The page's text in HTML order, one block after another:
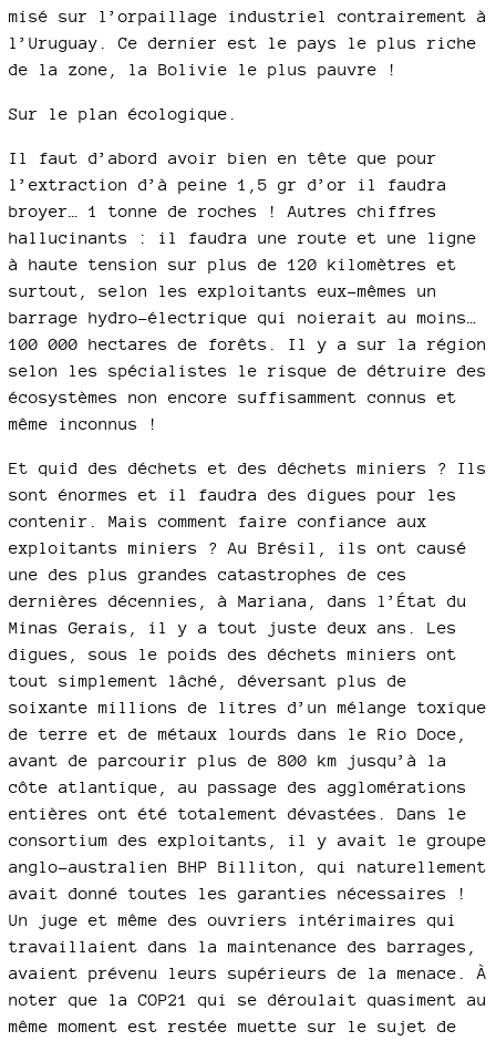
misé sur l’orpaillage industriel contrairement à
l’Uruguay. Ce dernier est le pays le plus riche
de la zone, la Bolivie le plus pauvre !
Sur le plan écologique.
Il faut d’abord avoir bien en tête que pour
l’extraction d’à peine 1,5 gr d’or il faudra
broyer… 1 tonne de roches ! Autres chiffres
hallucinants : il faudra une route et une ligne
à haute tension sur plus de 120 kilomètres et
surtout, selon les exploitants eux-mêmes un
barrage hydro-électrique qui noierait au moins…
100 000 hectares de forêts. Il y a sur la région
selon les spécialistes le risque de détruire des
écosystèmes non encore suffisamment connus et
même inconnus !
Et quid des déchets et des déchets miniers ? Ils
sont énormes et il faudra des digues pour les
contenir. Mais comment faire confiance aux
exploitants miniers ? Au Brésil, ils ont causé
une des plus grandes catastrophes de ces
dernières décennies, à Mariana, dans l’État du
Minas Gerais, il y a tout juste deux ans. Les
digues, sous le poids des déchets miniers ont
tout simplement lâché, déversant plus de
soixante millions de litres d’un mélange toxique
de terre et de métaux lourds dans le Rio Doce,
avant de parcourir plus de 800 km jusqu’à la
côte atlantique, au passage des agglomérations
entières ont été totalement dévastées. Dans le
consortium des exploitants, il y avait le groupe
anglo-australien BHP Billiton, qui naturellement
avait donné toutes les garanties nécessaires !
Un juge et même des ouvriers intérimaires qui
travaillaient dans la maintenance des barrages,
avaient prévenu leurs supérieurs de la menace. À
noter que la COP21 qui se déroulait quasiment au
même moment est restée muette sur le sujet de